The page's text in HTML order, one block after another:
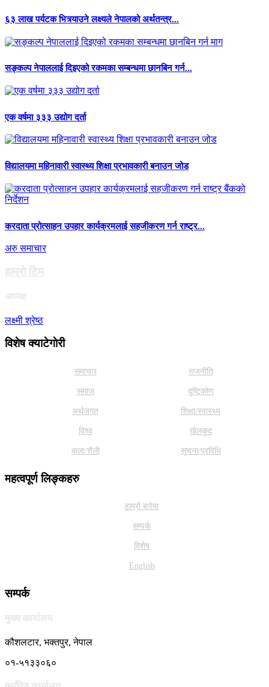
६३ लाख पर्यटक भित्र्याउने लक्ष्यले नेपालको अर्थतन्त्र...
सङ्कल्प नेपाललाई दिइएको रकमका सम्बन्धमा छानबिन गर्न...
एक वर्षमा ३३३ उद्योग दर्ता
विद्यालयमा महिनावारी स्वास्थ्य शिक्षा प्रभावकारी बनाउन जोड
करदाता प्रोत्साहन उपहार कार्यक्रमलाई सहजीकरण गर्न राष्ट्र...
अरु समाचार
हाम्राे टिम
अध्यक्ष
लक्ष्मी श्रेष्ठ
विशेष क्याटेगाेरी
समाचार राजनीति
समाज दृष्टिकोण
अर्थजगत शिक्षा/स्वास्थ्य
विश्व खेलकुद
कला/शैली सूचना/प्रविधि
महत्वपूर्ण लिङ्कहरु
हाम्राे बारेमा
सम्पर्क
विशेष
English
सम्पर्क
मुख्य कार्यालय
कौशलटार, भक्तपुर, नेपाल
०१-५१३३०६०